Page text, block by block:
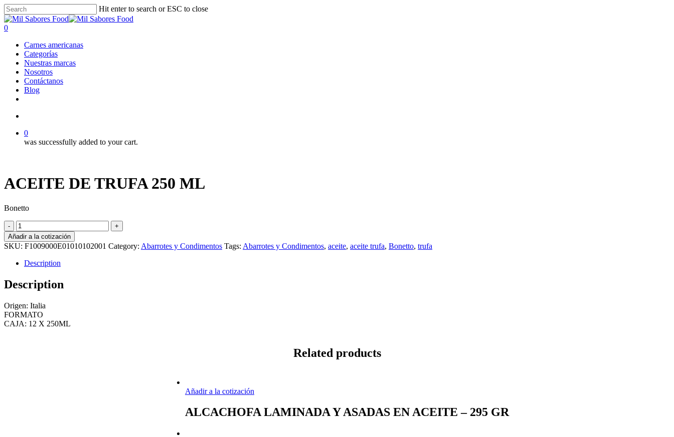
Skip
to
main
Hit enter to search or ESC to close
Close
Search
search
0
Carnes americanas
Categorías
Nuestras marcas
Nosotros
Contáctanos
Blog
0
was successfully added to your cart.
ACEITE DE TRUFA 250 ML
Bonetto
ACEITE
DE
TRUFA
250
ML
quantity
Añadir a la cotización
SKU: F1009000E01010102001 Category: Abarrotes y Condimentos Tags: Abarrotes y Condimentos, aceite, aceite trufa, Bonetto, trufa
Description
Description
Origen: Italia
FORMATO
CAJA: 12 X 250ML
Related products
Añadir a la cotización
ALCACHOFA LAMINADA Y ASADAS EN ACEITE – 295 GR